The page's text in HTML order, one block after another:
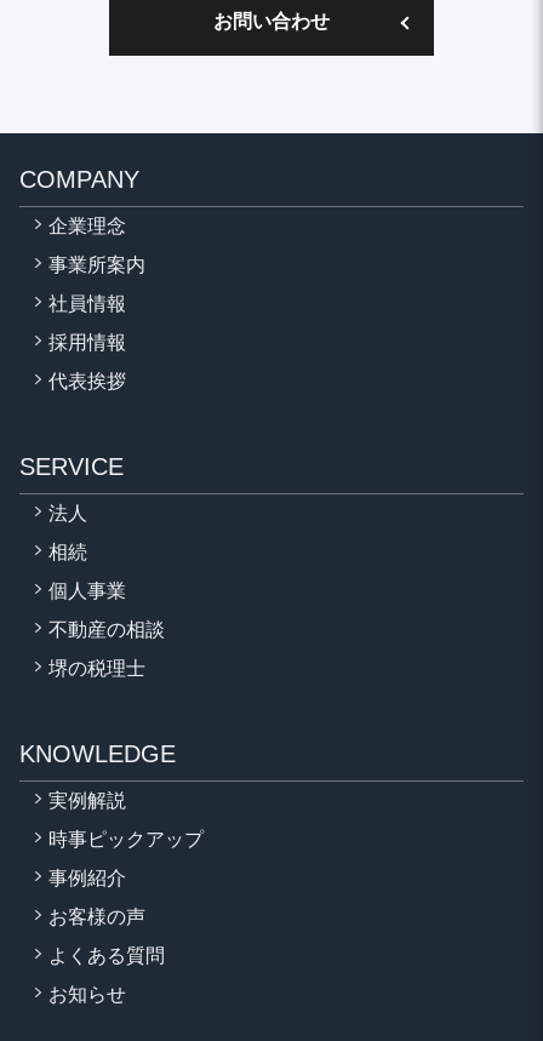
お問い合わせ
COMPANY
企業理念
事業所案内
社員情報
採用情報
代表挨拶
SERVICE
法人
相続
個人事業
不動産の相談
堺の税理士
KNOWLEDGE
実例解説
時事ピックアップ
事例紹介
お客様の声
よくある質問
お知らせ